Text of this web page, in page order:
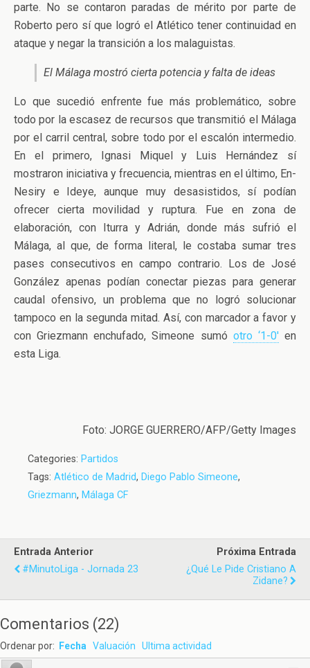
parte. No se contaron paradas de mérito por parte de
Roberto pero sí que logró el Atlético tener continuidad en
ataque y negar la transición a los malaguistas.
El Málaga mostró cierta potencia y falta de ideas
Lo que sucedió enfrente fue más problemático, sobre
todo por la escasez de recursos que transmitió el Málaga
por el carril central, sobre todo por el escalón intermedio.
En el primero, Ignasi Miquel y Luis Hernández sí
mostraron iniciativa y frecuencia, mientras en el último, En-
Nesiry e Ideye, aunque muy desasistidos, sí podían
ofrecer cierta movilidad y ruptura. Fue en zona de
elaboración, con Iturra y Adrián, donde más sufrió el
Málaga, al que, de forma literal, le costaba sumar tres
pases consecutivos en campo contrario. Los de José
González apenas podían conectar piezas para generar
caudal ofensivo, un problema que no logró solucionar
tampoco en la segunda mitad. Así, con marcador a favor y
con Griezmann enchufado, Simeone sumó otro ‘1-0′en
esta Liga.
Foto: JORGE GUERRERO/AFP/Getty Images
Categories: Partidos
Tags: Atlético de Madrid, Diego Pablo Simeone,
Griezmann, Málaga CF
Entrada Anterior
#MinutoLiga - Jornada 23
Próxima Entrada
¿Qué Le Pide Cristiano A
Zidane?
Comentarios (22)
Ordenar por: Fecha Valuación Ultima actividad